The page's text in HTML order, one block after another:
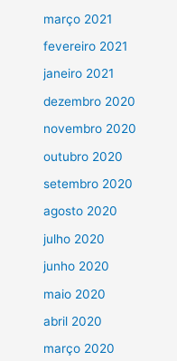
março 2021
fevereiro 2021
janeiro 2021
dezembro 2020
novembro 2020
outubro 2020
setembro 2020
agosto 2020
julho 2020
junho 2020
maio 2020
abril 2020
março 2020